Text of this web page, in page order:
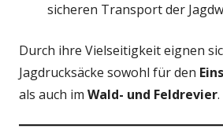
sicheren Transport der
Durch ihre Vielseitigkeit eignen
Jagdrucksäcke sowohl für den
als auch im Wald- und Feldrevier.